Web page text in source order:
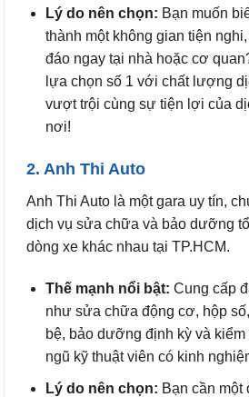
Lý do nên chọn: Bạn muốn
thành một không gian tiện
đáo ngay tại nhà hoặc cơ
lựa chọn số 1 với chất lượng
vượt trội cùng sự tiện lợi của
nơi!
2. Anh Thi Auto
Anh Thi Auto là một gara uy tín,
dịch vụ sửa chữa và bảo dưỡng
dòng xe khác nhau tại TP.HCM.
Thế mạnh nổi bật: Cung cấp
như sửa chữa động cơ, hộp
bệ, bảo dưỡng định kỳ và
ngũ kỹ thuật viên có kinh
Lý do nên chọn: Bạn cần một